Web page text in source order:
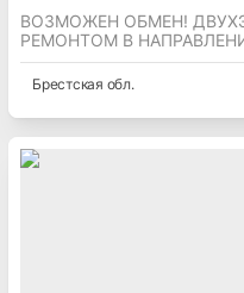
ВОЗМОЖЕН ОБМЕН!
РЕМОНТОМ В
Брестская обл.